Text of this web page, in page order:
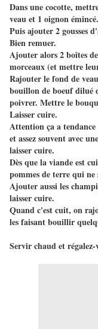
Dans une cocotte,
veau et 1 oignon émincé.
Puis ajouter 2 gousses
Bien remuer.
Ajouter alors 2 boîtes
morceaux (et mettre
Rajouter le fond de
bouillon de boeuf dilué
poivrer. Mettre le
Laisser cuire.
Attention ça a
et assez souvent avec
laisser cuire.
Dès que la viande est
pommes de terre qui ne
Ajouter aussi les
laisser cuire.
Quand c'est cuit, on
les faisant bouillir
Servir chaud et régalez-